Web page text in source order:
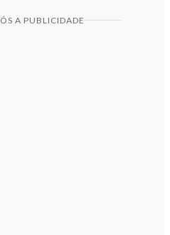
A PUBLICIDADE